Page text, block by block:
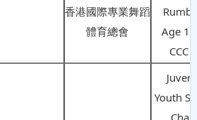
香港國際專業舞蹈
體育總會
Age
CCC
Youth